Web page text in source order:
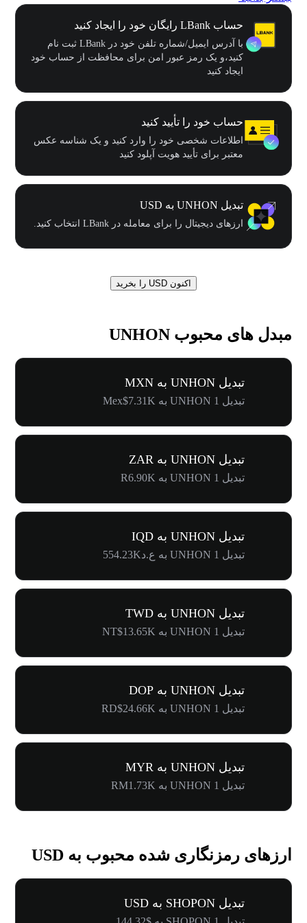
حساب LBank رایگان خود را ایجاد کنید
با آدرس ایمیل/شماره تلفن خود در LBank ثبت نام
کنید،و یک رمز عبور امن برای محافظت از حساب خود
ایجاد کنید
حساب خود را تأیید کنید
اطلاعات شخصی خود را وارد کنید و یک شناسه عکس
معتبر برای تأیید هویت آپلود کنید
تبدیل UNHON به USD
ارزهای دیجیتال را برای معامله در LBank انتخاب کنید.
اکنون USD را بخرید
مبدل های محبوب UNHON
تبدیل UNHON به MXN
تبدیل 1 UNHON به Mex$7.31K
تبدیل UNHON به ZAR
تبدیل 1 UNHON به R6.90K
تبدیل UNHON به IQD
تبدیل 1 UNHON به ع.د554.23K
تبدیل UNHON به TWD
تبدیل 1 UNHON به NT$13.65K
تبدیل UNHON به DOP
تبدیل 1 UNHON به RD$24.66K
تبدیل UNHON به MYR
تبدیل 1 UNHON به RM1.73K
ارزهای رمزنگاری شده محبوب به USD
تبدیل SHOPON به USD